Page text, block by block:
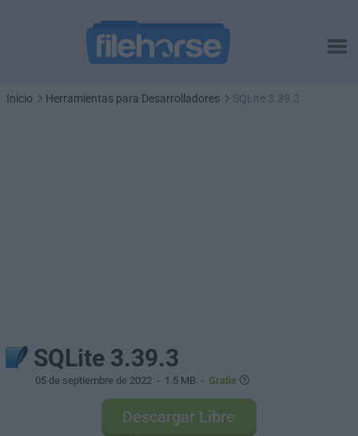
Inicio Herramientas para Desarrolladores SQLite 3.39.3
SQLite 3.39.3
05 de septiembre de 2022 - 1.5 MB - Gratis
Descargar Libre